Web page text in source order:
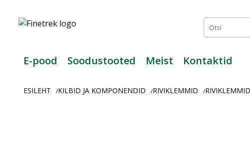
Usaldusväärne
tööstusautomaatika
E-pood Soodustooted Meist Kontaktid
ESILEHT /KILBID JA KOMPONENDID /RIVIKLEMMID /